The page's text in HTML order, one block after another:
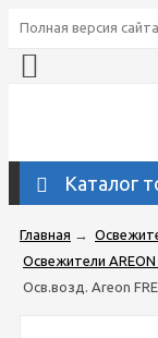
Полная версия сайта
Каталог
Главная →
Освежители
Осв.возд. Areon